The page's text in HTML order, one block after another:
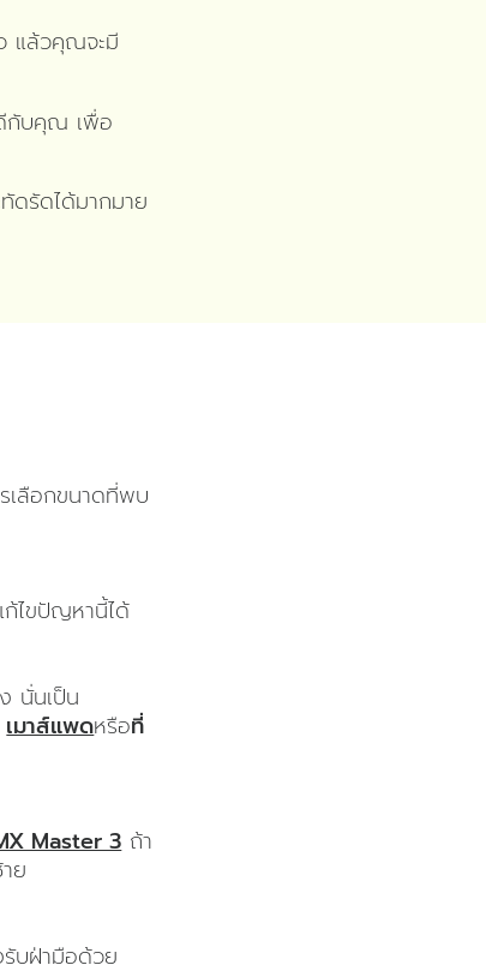
แล้วคุณจะมี
กับคุณ เพื่อ
ดรัดได้มากมาย
เลือกขนาดที่พบ
ไขปัญหานี้ได้
นั่นเป็น
เมาส์แพดหรือที่
Master 3ถ้า
ย
บฝ่ามือด้วย